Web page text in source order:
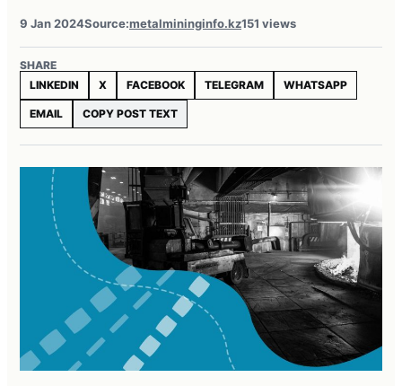
9 Jan 2024Source:metalmininginfo.kz151 views
SHARE
LINKEDIN
X FACEBOOK TELEGRAM WHATSAPP
EMAIL COPY POST TEXT